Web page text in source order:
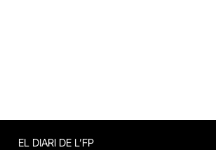
EL DIARI DE L’FP